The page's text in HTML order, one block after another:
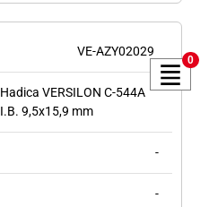
VE-AZY02029
Hadica VERSILON C-544A
I.B. 9,5x15,9 mm
-
-
0